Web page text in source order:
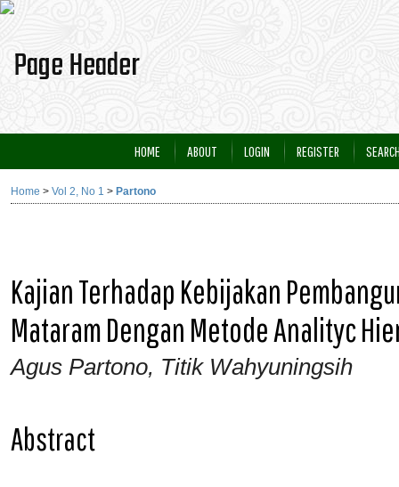
HOME ABOUT LOGIN REGISTER
Home > Vol 2, No 1 > Partono
Kajian Terhadap Kebijakan
Mataram Dengan Metode Analityc
Agus Partono, Titik Wahyuningsih
Abstract